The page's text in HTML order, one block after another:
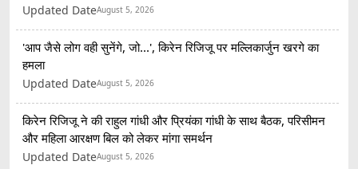
Updated DateAugust 5, 2026
'आप जैसे लोग वही सुनेंगे, जो...', किरेन रिजिजू पर मल्लिकार्जुन खरगे का
हमला
Updated DateAugust 5, 2026
किरेन रिजिजू ने की राहुल गांधी और प्रियंका गांधी के साथ बैठक, परिसीमन
और महिला आरक्षण बिल को लेकर मांगा समर्थन
Updated DateAugust 5, 2026